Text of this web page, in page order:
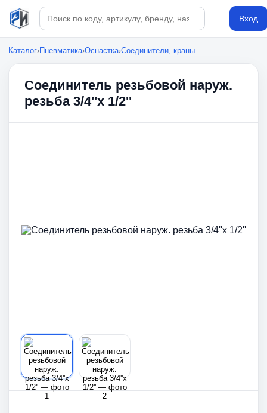
Поиск по каталогу
Вход
Каталог›Пневматика›Оснастка›Соединители, краны
Соединитель резьбовой наруж.
резьба 3/4''x 1/2''